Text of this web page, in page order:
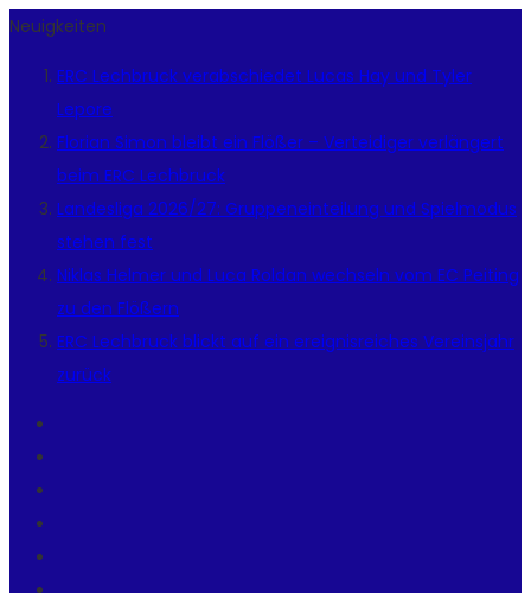
Neuigkeiten
ERC Lechbruck verabschiedet Lucas Hay und Tyler
Lepore
Florian Simon bleibt ein Flößer – Verteidiger verlängert
beim ERC Lechbruck
Landesliga 2026/27: Gruppeneinteilung und Spielmodus
stehen fest
Niklas Helmer und Luca Roldan wechseln vom EC Peiting
zu den Flößern
ERC Lechbruck blickt auf ein ereignisreiches Vereinsjahr
zurück